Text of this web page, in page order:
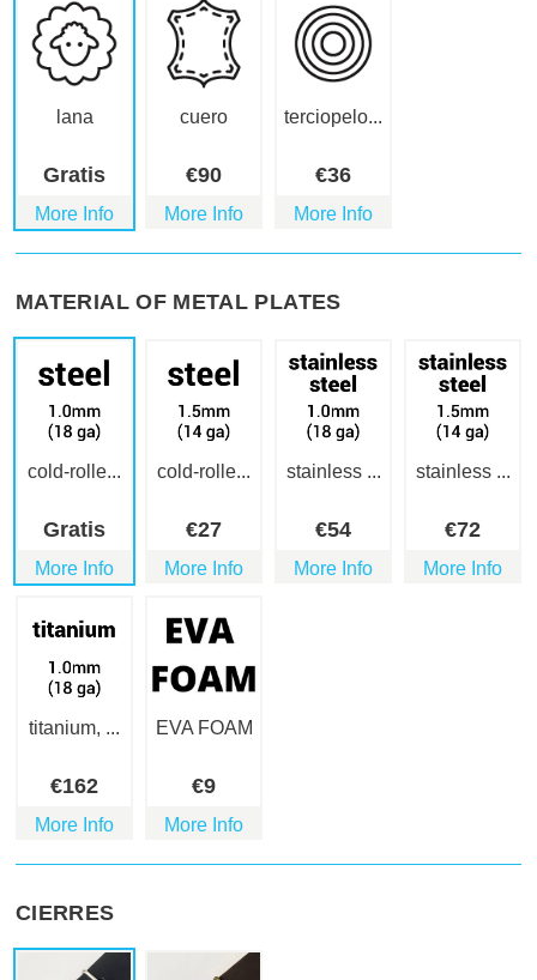
lana
Gratis
More Info
cuero
€90
More Info
terciopelo...
€36
More Info
MATERIAL OF METAL PLATES
cold-rolle...
Gratis
More Info
cold-rolle...
€27
More Info
stainless ...
€54
More Info
stainless ...
€72
More Info
titanium, ...
€162
More Info
EVA FOAM
€9
More Info
CIERRES